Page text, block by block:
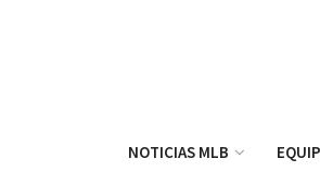
NOTICIAS MLB